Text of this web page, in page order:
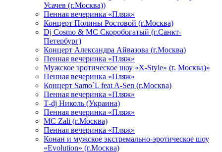
Усачев (г.Москва))
Пенная вечеринка «Пляж»
Концерт Полины Ростовой (г.Москва)
Dj Cosmo & МС Скоробогатый (г.Санкт-
Петербург)
Концерт Александра Айвазова (г.Москва)
Пенная вечеринка «Пляж»
Мужское эротическое шоу «X-Style» (г. Москва)»
Пенная вечеринка «Пляж»
Концерт Samo`L feat A-Sen (г.Москва)
Пенная вечеринка «Пляж»
Т-dj Николь (Украина)
Пенная вечеринка «Пляж»
МС Zali (г.Москва)
Пенная вечеринка «Пляж»
Конан и мужское экстремально-эротическое шоу
«Evolution» (г.Москва)